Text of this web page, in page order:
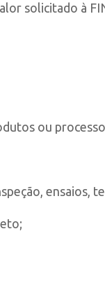
solicitado à
ou
ensaios,